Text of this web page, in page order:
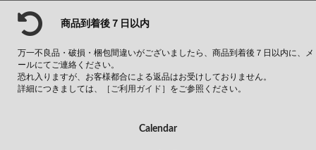
商品到着後７日以内
万一不良品・破損・梱包間違いがございましたら、商品到着後７日以内に、メ
ールにてご連絡ください。
恐れ入りますが、お客様都合による返品はお受けしておりません。
詳細につきましては、
［ご利用ガイド］ をご参照ください。
Calendar